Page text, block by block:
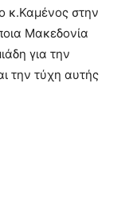
κ.Καμένος στην
Μακεδονία
για την
την τύχη αυτής